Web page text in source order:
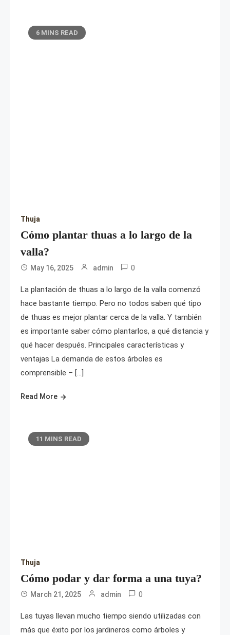
6 MINS READ
Thuja
Cómo plantar thuas a lo largo de la
valla?
May 16, 2025 admin 0
La plantación de thuas a lo largo de la valla comenzó
hace bastante tiempo. Pero no todos saben qué tipo
de thuas es mejor plantar cerca de la valla. Y también
es importante saber cómo plantarlos, a qué distancia y
qué hacer después. Principales características y
ventajas La demanda de estos árboles es
comprensible – […]
Read More
11 MINS READ
Thuja
Cómo podar y dar forma a una tuya?
March 21, 2025 admin 0
Las tuyas llevan mucho tiempo siendo utilizadas con
más que éxito por los jardineros como árboles y